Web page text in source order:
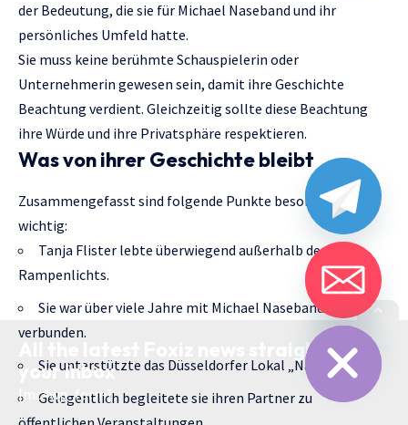
der Bedeutung, die sie für Michael Naseband und ihr
persönliches Umfeld hatte.
Sie muss keine berühmte Schauspielerin oder
Unternehmerin gewesen sein, damit ihre Geschichte
Beachtung verdient. Gleichzeitig sollte diese Beachtung
ihre Würde und ihre Privatsphäre respektieren.
Was von ihrer Geschichte bleibt
Zusammengefasst sind folgende Punkte besonders
wichtig:
Tanja Flister lebte überwiegend außerhalb des
Rampenlichts.
Sie war über viele Jahre mit Michael Naseband
verbunden.
Sie unterstützte das Düsseldorfer Lokal „Naseband’s“.
Gelegentlich begleitete sie ihren Partner zu
All the latest Foxiz news straight to
your inbox
[mc4wp_form]
Hide
chaty